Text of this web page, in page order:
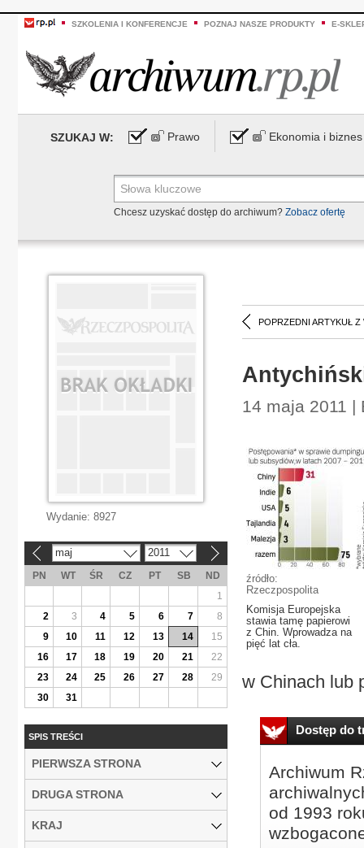
SZKOLENIA I KONFERENCJE POZNAJ NASZE PRODUKTY E-
SZUKAJ W: Prawo Ekonomia i biznes
Chcesz uzyskać dostęp do archiwum? Zobacz ofertę
POPRZEDNI ARTYKUŁ Z
14 maja 2011 |
źródło:
Rzeczpospolita
Komisja Europejska
stawia tamę papierowi
z Chin. Wprowadza na
pięć lat cła.
w Chinach lub
Dostęp do
Archiwum
od 1993
Wydanie: 8927
maj 2011
PN WT ŚR CZ PT SB
ND
1
2
3 4 5 6 7
8
9
10 11 12 13 14
15
16
17 18 19 20 21
22
23
24 25 26 27 28
29
30
31
SPIS TREŚCI
PIERWSZA STRONA
DRUGA STRONA
KRAJ